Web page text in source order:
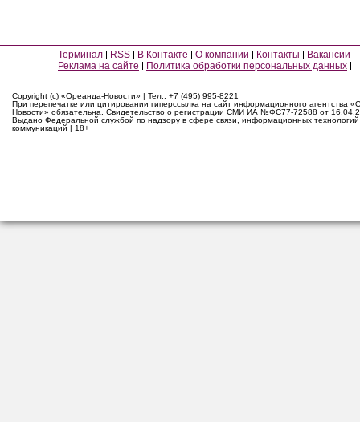
Терминал RSS В Контакте О компании Контакты
Вакансии
Реклама на сайте
Политика обработки персональных данных
Copyright (c) «Ореанда-Новости» | Тел.: +7 (495) 995-8221
При перепечатке или цитировании гиперссылка на сайт информационного агентства
Новости» обязательна. Свидетельство о регистрации СМИ ИА №ФС77-72588 от
Выдано Федеральной службой по надзору в сфере связи, информационных
коммуникаций | 18+